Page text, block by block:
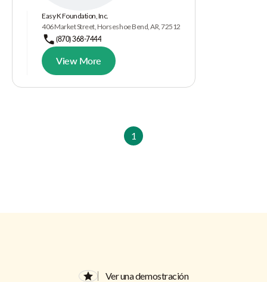
Easy K Foundation, Inc.
406 Market Street, Horseshoe Bend, AR, 72512
(870) 368-7444
View More
1
Ver una demostración